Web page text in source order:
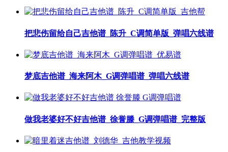
把悲伤留给自己吉他谱_陈升_C调简单版_弹唱六线谱
梦底吉他谱_海来阿木_G调弹唱谱_弹唱六线谱
做我老婆好不好吉他谱_徐誉滕_G调弹唱谱_完整版